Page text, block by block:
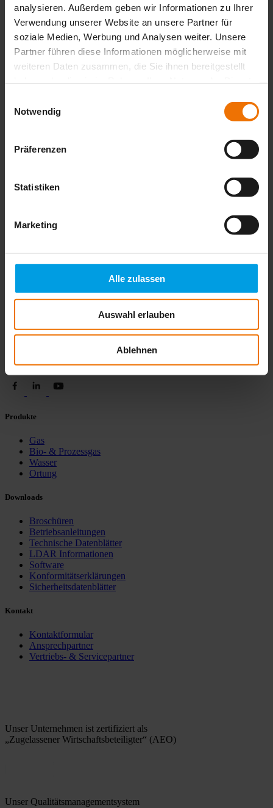
analysieren. Außerdem geben wir Informationen zu Ihrer
Verwendung unserer Website an unsere Partner für
soziale Medien, Werbung und Analysen weiter. Unsere
Partner führen diese Informationen möglicherweise mit
weiteren Daten zusammen, die Sie ihnen bereitgestellt
Notwendig
Präferenzen
Statistiken
Marketing
Alle zulassen
Auswahl erlauben
Ablehnen
E-Mail Adresse 2. Teilnehmer
Vor- und Nachname des 3. Teilnehmers
E-Mail Adresse 3. Teilnehmer
Wissen, das nicht versickert. Der
Erhalten Sie unseren kostenlosen Newsletter mit Praxistipps,
*
Hermann Sewerin GmbH
Robert-Bosch-Straße 3
Produkte
Gas
Bio- & Prozessgas
Wasser
Ortung
Downloads
Broschüren
Betriebsanleitungen
Technische Datenblätter
LDAR Informationen
Software
Konformitätserklärungen
Sicherheitsdatenblätter
Kontakt
Kontaktformular
Ansprechpartner
Vertriebs- & Servicepartner
Unser Unternehmen ist zertifiziert als
„Zugelassener Wirtschaftsbeteiligter“ (AEO)
Unser Qualitätsmanagementsystem